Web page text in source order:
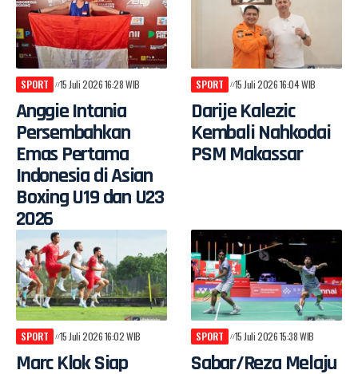
SPORT 15 Juli 2026 16:28 WIB
Anggie Intania
Persembahkan
Emas Pertama
Indonesia di Asian
Boxing U19 dan U23
2026
SPORT 15 Juli 2026 16:04 WIB
Darije Kalezic
Kembali Nahkodai
PSM Makassar
SPORT 15 Juli 2026 16:02 WIB
Marc Klok Siap
SPORT 15 Juli 2026 15:38 WIB
Sabar/Reza Melaju